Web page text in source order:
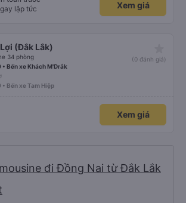
lập tức
Xem giá
(Đắk Lắk)
34 phòng
(0 đánh giá)
• Bến xe Khách M'Drắk
• Bến xe Tam Hiệp
Xem giá
đi Đồng Nai từ Đắk Lắk